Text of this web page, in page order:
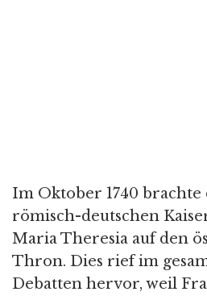
Im Oktober 1740 brachte
römisch-deutschen
Maria Theresia auf den
Thron. Dies rief im
Debatten hervor, weil